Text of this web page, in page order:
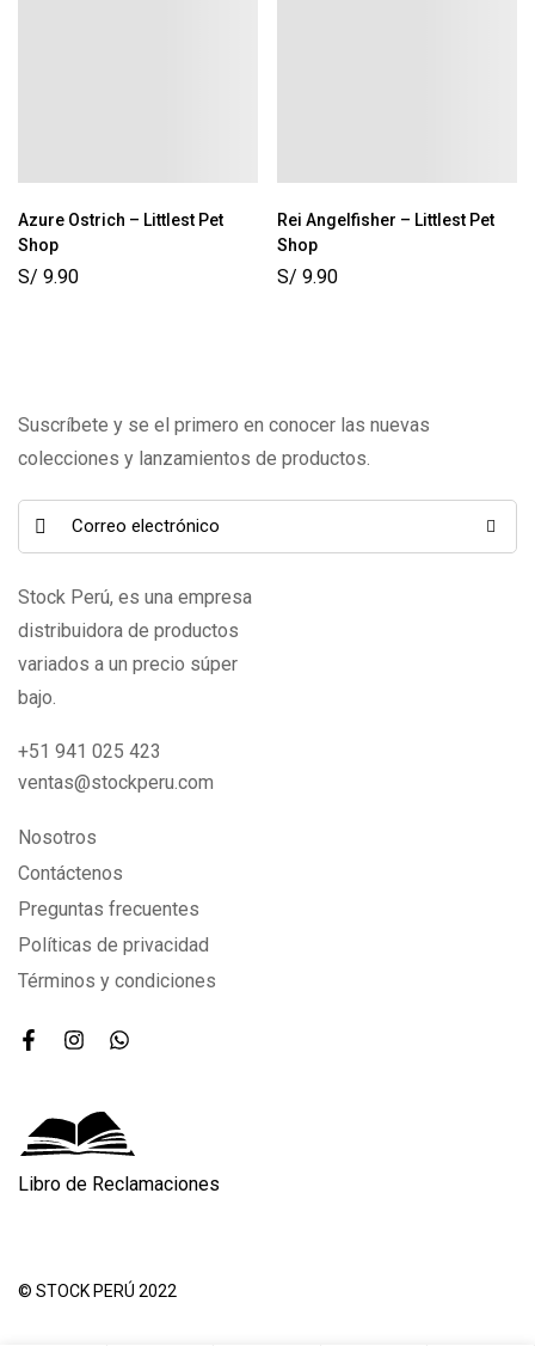
Azure Ostrich – Littlest Pet
Shop
S/ 9.90
Rei Angelfisher – Littlest Pet
Shop
S/ 9.90
Suscríbete y se el primero en conocer las nuevas
colecciones y lanzamientos de productos.
Stock Perú, es una empresa
distribuidora de productos
variados a un precio súper
bajo.
+51 941 025 423
ventas@stockperu.com
Nosotros
Contáctenos
Preguntas frecuentes
Políticas de privacidad
Términos y condiciones
Libro de Reclamaciones
© STOCK PERÚ 2022